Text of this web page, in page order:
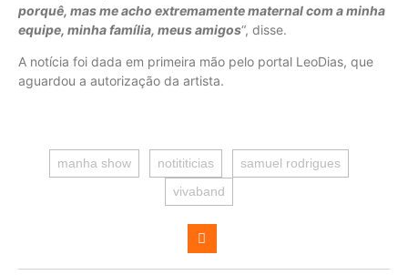
porquê, mas me acho extremamente maternal com a minha
equipe, minha família, meus amigos“, disse.
A notícia foi dada em primeira mão pelo portal LeoDias, que
aguardou a autorização da artista.
manha show notititicias
samuel rodrigues
vivaband